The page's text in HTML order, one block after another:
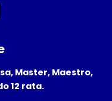
Master, Maestro,
12 rata.